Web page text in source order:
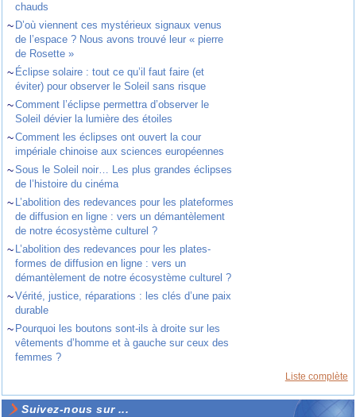
chauds
~ D’où viennent ces mystérieux signaux venus
de l’espace ? Nous avons trouvé leur « pierre
de Rosette »
~ Éclipse solaire : tout ce qu’il faut faire (et
éviter) pour observer le Soleil sans risque
~Comment l’éclipse permettra d’observer le
Soleil dévier la lumière des étoiles
~Comment les éclipses ont ouvert la cour
impériale chinoise aux sciences européennes
~Sous le Soleil noir… Les plus grandes éclipses
de l’histoire du cinéma
~ L’abolition des redevances pour les plateformes
de diffusion en ligne : vers un démantèlement
de notre écosystème culturel ?
~ L’abolition des redevances pour les plates-
formes de diffusion en ligne : vers un
démantèlement de notre écosystème culturel ?
~Vérité, justice, réparations : les clés d’une paix
durable
~ Pourquoi les boutons sont-ils à droite sur les
vêtements d’homme et à gauche sur ceux des
femmes ?
Liste complète
Suivez-nous sur ...